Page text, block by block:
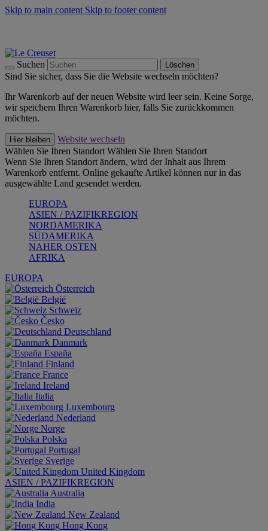
Skip to main content Skip to footer content
Suchen Löschen
Sind Sie sicher, dass Sie die Website wechseln möchten?
Ihr Warenkorb auf der neuen Website wird leer sein. Keine Sorge,
wir speichern Ihren Warenkorb hier, falls Sie zurückkommen
möchten.
Hier bleiben
Website wechseln
Wählen Sie Ihren Standort Wählen Sie Ihren Standort
Wenn Sie Ihren Standort ändern, wird der Inhalt aus Ihrem
Warenkorb entfernt. Online gekaufte Artikel können nur in das
ausgewählte Land gesendet werden.
EUROPA
ASIEN / PAZIFIKREGION
NORDAMERIKA
SÜDAMERIKA
NAHER OSTEN
AFRIKA
EUROPA
Österreich
België
Schweiz
Česko
Deutschland
Danmark
España
Finland
France
Ireland
Italia
Luxembourg
Nederland
Norge
Polska
Portugal
Sverige
United Kingdom
ASIEN / PAZIFIKREGION
Australia
India
New Zealand
Hong Kong